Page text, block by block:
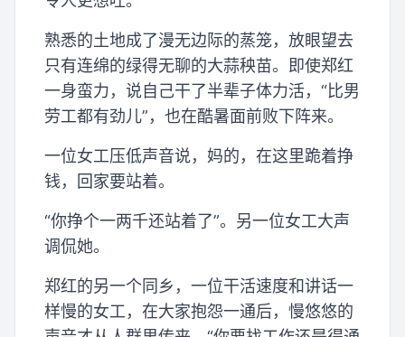
熟悉的土地成了漫无边际的蒸笼，放眼望去
只有连绵的绿得无聊的大蒜秧苗。即使郑红
一身蛮力，说自己干了半辈子体力活，“比男
劳工都有劲儿”，也在酷暑面前败下阵来。
一位女工压低声音说，妈的，在这里跪着挣
钱，回家要站着。
“你挣个一两千还站着了”。另一位女工大声
调侃她。
郑红的另一个同乡，一位干活速度和讲话一
样慢的女工，在大家抱怨一通后，慢悠悠的